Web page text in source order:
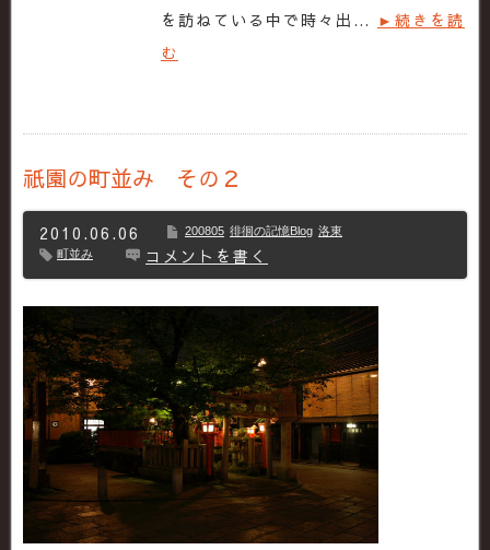
を訪ねている中で時々出… ►続きを読
む
祇園の町並み その２
2010.06.06 200805 徘徊の記憶Blog 洛東
町並み
コメントを書く